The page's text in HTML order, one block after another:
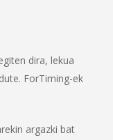
dira, lekua
ForTiming-ek
argazki bat